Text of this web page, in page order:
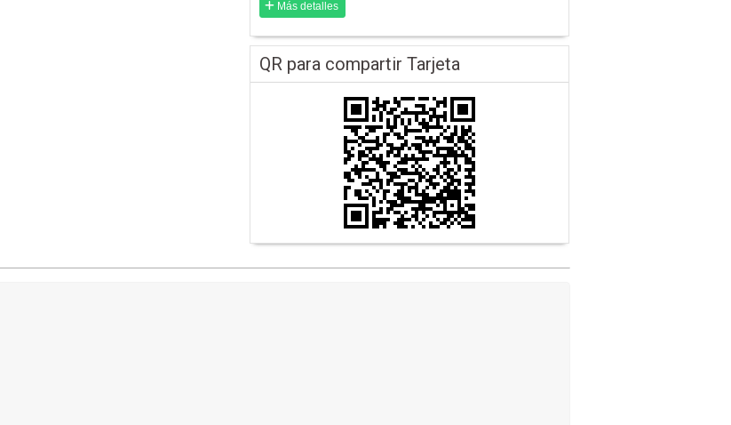
Más detalles
QR para compartir Tarjeta